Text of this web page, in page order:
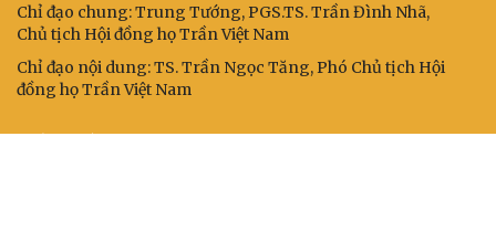
Chỉ đạo chung: Trung Tướng, PGS.TS. Trần Đình Nhã,
Chủ tịch Hội đồng họ Trần Việt Nam
Chỉ đạo nội dung: TS. Trần Ngọc Tăng, Phó Chủ tịch Hội
đồng họ Trần Việt Nam